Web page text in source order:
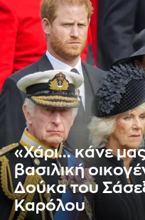
«Χάρι... κάνε
βασιλική
Δούκα του
Καρόλου